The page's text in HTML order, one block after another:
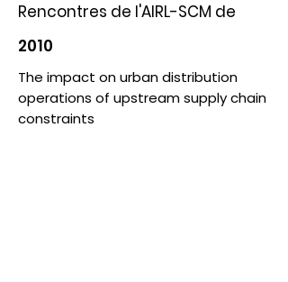
Rencontres de l'AIRL-SCM de
2010
The impact on urban distribution
operations of upstream supply chain
constraints